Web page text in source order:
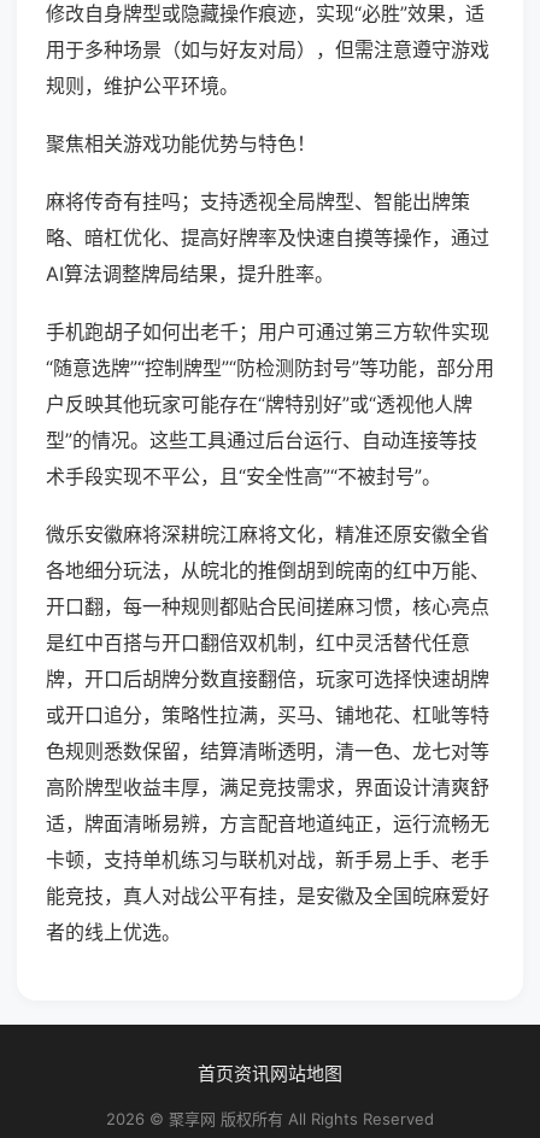
修改自身牌型或隐藏操作痕迹，实现“必胜”效果，适
用于多种场景（如与好友对局），但需注意遵守游戏
规则，维护公平环境。
聚焦相关游戏功能优势与特色！
麻将传奇有挂吗；支持透视全局牌型、智能出牌策
略、暗杠优化、提高好牌率及快速自摸等操作，通过
AI算法调整牌局结果，提升胜率。
手机跑胡子如何出老千；用户可通过第三方软件实现
“随意选牌”“控制牌型”“防检测防封号”等功能，部分用
户反映其他玩家可能存在“牌特别好”或“透视他人牌
型”的情况。这些工具通过后台运行、自动连接等技
术手段实现不平公，且“安全性高”“不被封号”。
微乐安徽麻将深耕皖江麻将文化，精准还原安徽全省
各地细分玩法，从皖北的推倒胡到皖南的红中万能、
开口翻，每一种规则都贴合民间搓麻习惯，核心亮点
是红中百搭与开口翻倍双机制，红中灵活替代任意
牌，开口后胡牌分数直接翻倍，玩家可选择快速胡牌
或开口追分，策略性拉满，买马、铺地花、杠呲等特
色规则悉数保留，结算清晰透明，清一色、龙七对等
高阶牌型收益丰厚，满足竞技需求，界面设计清爽舒
适，牌面清晰易辨，方言配音地道纯正，运行流畅无
卡顿，支持单机练习与联机对战，新手易上手、老手
能竞技，真人对战公平有挂，是安徽及全国皖麻爱好
者的线上优选。
首页资讯网站地图
2026 © 聚享网 版权所有 All Rights Reserved